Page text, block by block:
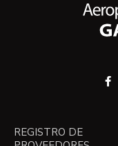
REGISTRO DE